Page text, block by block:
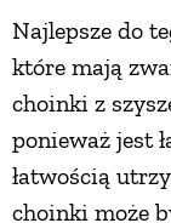
Najlepsze do
które mają
choinki z
ponieważ jest
łatwością
choinki może